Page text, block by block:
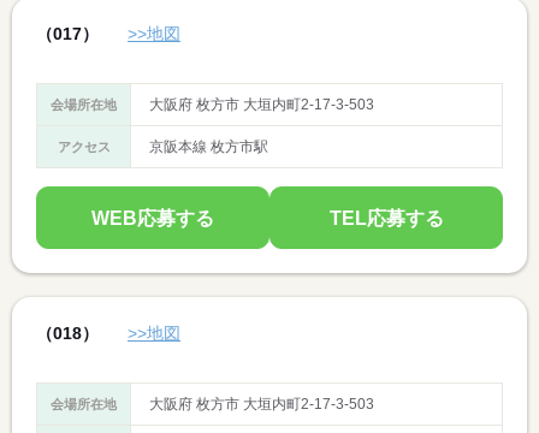
（017） >>地図
会場所在地 大阪府 枚方市 大垣内町2-17-3-503
アクセス 京阪本線 枚方市駅
WEB応募する TEL応募する
（018） >>地図
会場所在地 大阪府 枚方市 大垣内町2-17-3-503